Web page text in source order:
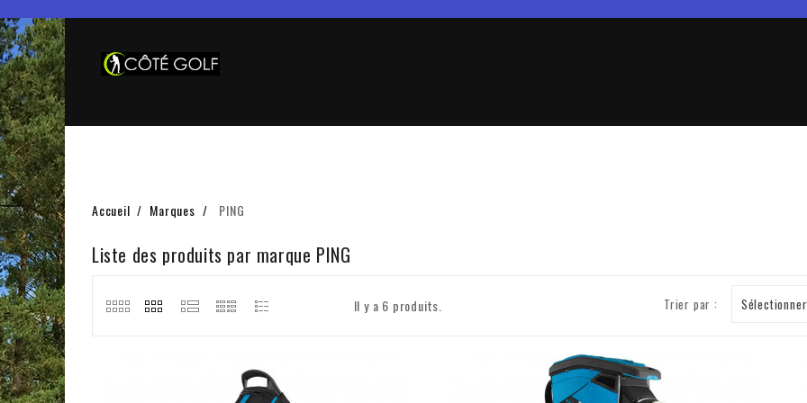
Accueil Marques PING
Liste des produits par marque PING
Il y a 6 produits. Trier par : Sélectionner